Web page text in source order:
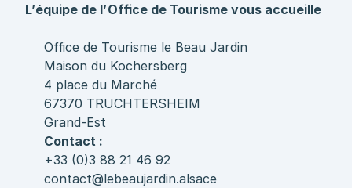
L’équipe de l’Office de Tourisme vous accueille
Office de Tourisme le Beau Jardin
Maison du Kochersberg
4 place du Marché
67370 TRUCHTERSHEIM
Grand-Est
Contact :
+33 (0)3 88 21 46 92
contact@lebeaujardin.alsace